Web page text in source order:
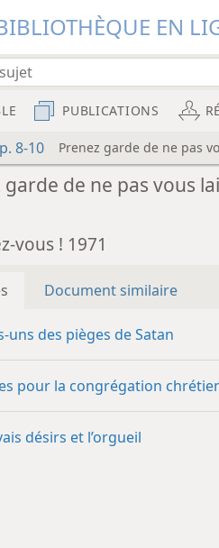
EN
PUBLICATIONS
8-10 Prenez garde de ne pas
garde de ne pas vous
Réveillez-vous ! 1971
Document similaire
uns des pièges de Satan
pour la congrégation
désirs et l’orgueil